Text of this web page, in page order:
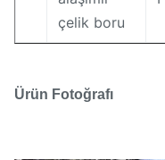
çelik boru
Ürün Fotoğrafı